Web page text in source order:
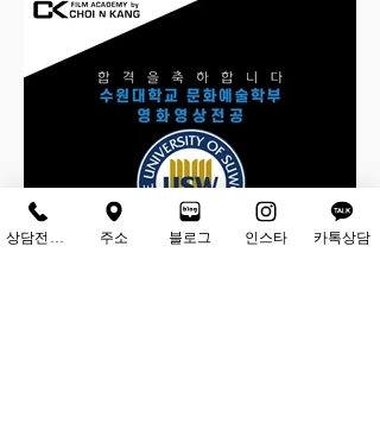
주소 블로그 인스타 카톡상담